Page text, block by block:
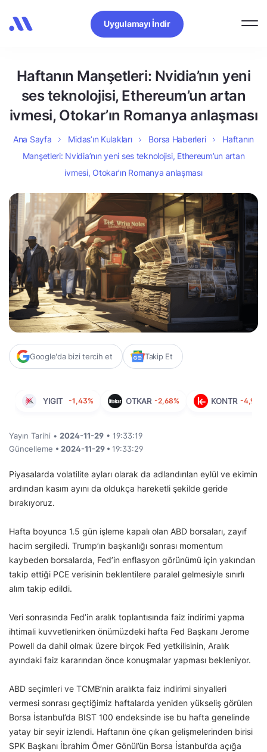
Uygulamayı İndir
Haftanın Manşetleri: Nvidia’nın yeni
ses teknolojisi, Ethereum’un artan
ivmesi, Otokar’ın Romanya anlaşması
Ana Sayfa Midas’ın Kulakları Borsa Haberleri
Haftanın
Manşetleri: Nvidia’nın yeni ses teknolojisi, Ethereum’un artan
ivmesi, Otokar’ın Romanya anlaşması
Google'da bizi tercih et Takip Et
YIGIT -1,43% OTKAR -2,68% KONTR -4,95%
Yayın Tarihi • 2024-11-29 • 19:33:19
Güncelleme • 2024-11-29 • 19:33:29
Piyasalarda volatilite ayları olarak da adlandırılan eylül ve ekimin
ardından kasım ayını da oldukça hareketli şekilde geride
bırakıyoruz.
Hafta boyunca 1.5 gün işleme kapalı olan ABD borsaları, zayıf
hacim sergiledi. Trump’ın başkanlığı sonrası momentum
kaybeden borsalarda, Fed’in enflasyon görünümü için yakından
takip ettiği PCE verisinin beklentilere paralel gelmesiyle sınırlı
alım takip edildi.
Veri sonrasında Fed’in aralık toplantısında faiz indirimi yapma
ihtimali kuvvetlenirken önümüzdeki hafta Fed Başkanı Jerome
Powell da dahil olmak üzere birçok Fed yetkilisinin, Aralık
ayındaki faiz kararından önce konuşmalar yapması bekleniyor.
ABD seçimleri ve TCMB’nin aralıkta faiz indirimi sinyalleri
vermesi sonrası geçtiğimiz haftalarda yeniden yükseliş görülen
Borsa İstanbul’da BIST 100 endeksinde ise bu hafta genelinde
yatay bir seyir izlendi. Haftanın öne çıkan gelişmelerinden birisi
SPK Başkanı İbrahim Ömer Gönül’ün Borsa İstanbul’da açığa